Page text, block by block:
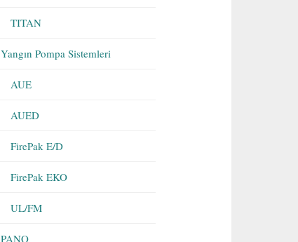
TITAN
Yangın Pompa Sistemleri
AUE
AUED
FirePak E/D
FirePak EKO
UL/FM
PANO